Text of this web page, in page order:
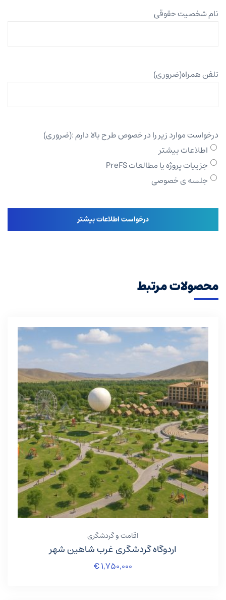
نام شخصیت حقوقی
تلفن همراه(ضروری)
درخواست موارد زیر را در خصوص طرح بالا دارم :(ضروری)
اطلاعات بیشتر
جزییات پروژه یا مطالعات PreFS
جلسه ی خصوصی
محصولات مرتبط
اقامت و گردشگری
اردوگاه گردشگری غرب شاهین شهر
€۱,۷۵۰,۰۰۰